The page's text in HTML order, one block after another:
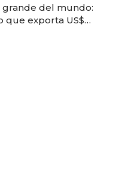
grande del mundo:
que exporta US$